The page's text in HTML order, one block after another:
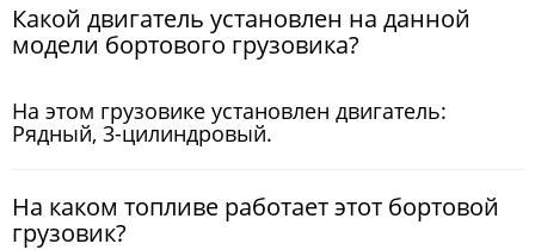
Какой двигатель установлен на данной
модели бортового грузовика?
На этом грузовике установлен двигатель:
Рядный, 3-цилиндровый.
На каком топливе работает этот бортовой
грузовик?